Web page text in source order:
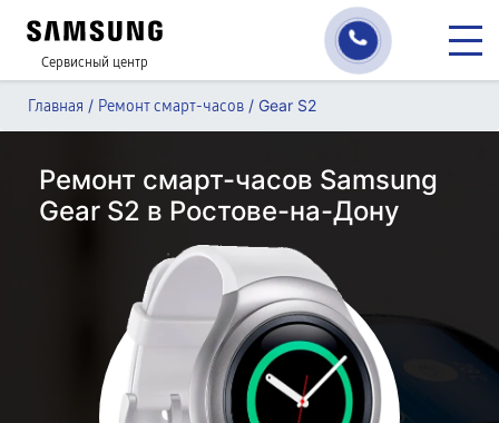
Сервисный центр
Главная / Ремонт смарт-часов / Gear S2
Ремонт смарт-часов Samsung
Gear S2 в Ростове-на-Дону